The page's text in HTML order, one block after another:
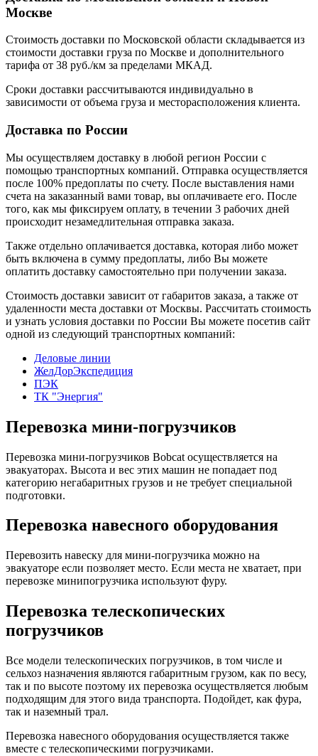
Москве
Стоимость доставки по Московской области складывается из
стоимости доставки груза по Москве и дополнительного
тарифа от 38 руб./км за пределами МКАД.
Сроки доставки рассчитываются индивидуально в
зависимости от объема груза и месторасположения клиента.
Доставка по России
Мы осуществляем доставку в любой регион России с
помощью транспортных компаний. Отправка осуществляется
после 100% предоплаты по счету. После выставления нами
счета на заказанный вами товар, вы оплачиваете его. После
того, как мы фиксируем оплату, в течении 3 рабочих дней
происходит незамедлительная отправка заказа.
Также отдельно оплачивается доставка, которая либо может
быть включена в сумму предоплаты, либо Вы можете
оплатить доставку самостоятельно при получении заказа.
Стоимость доставки зависит от габаритов заказа, а также от
удаленности места доставки от Москвы. Рассчитать стоимость
и узнать условия доставки по России Вы можете посетив сайт
одной из следующий транспортных компаний:
Деловые линии
ЖелДорЭкспедиция
ПЭК
ТК "Энергия"
Перевозка мини-погрузчиков
Перевозка мини-погрузчиков Bobcat осуществляется на
эвакуаторах. Высота и вес этих машин не попадает под
категорию негабаритных грузов и не требует специальной
подготовки.
Перевозка навесного оборудования
Перевозить навеску для мини-погрузчика можно на
эвакуаторе если позволяет место. Если места не хватает, при
перевозке минипогрузчика используют фуру.
Перевозка телескопических
погрузчиков
Все модели телескопических погрузчиков, в том числе и
сельхоз назначения являются габаритным грузом, как по весу,
так и по высоте поэтому их перевозка осуществляется любым
подходящим для этого вида транспорта. Подойдет, как фура,
так и наземный трал.
Перевозка навесного оборудования осуществляется также
вместе с телескопическими погрузчиками.